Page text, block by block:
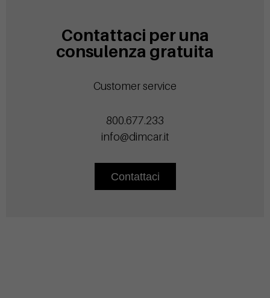
Contattaci per una
consulenza gratuita
Customer service
800.677.233
info@dimcar.it
Contattaci